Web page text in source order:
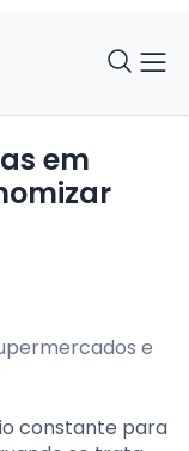
em
constante para